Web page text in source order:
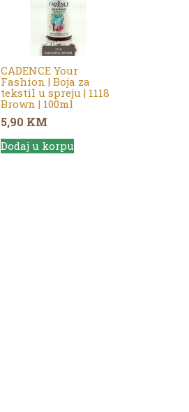
CADENCE Your
Fashion | Boja za
tekstil u spreju | 1118
Brown | 100ml
5,90 KM
Dodaj u korpu